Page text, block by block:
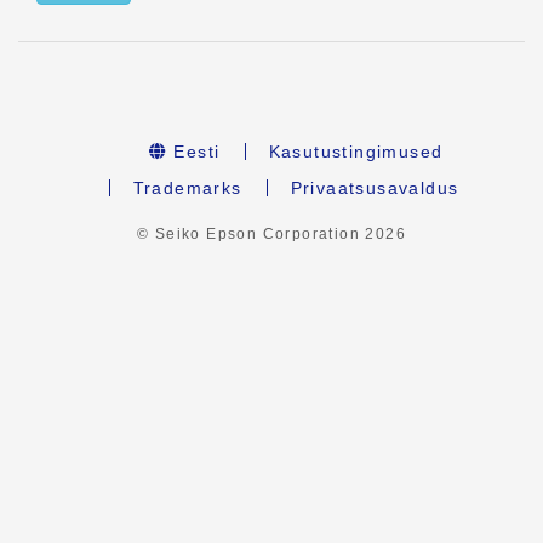
Eesti
Kasutustingimused
Trademarks
Privaatsusavaldus
© Seiko Epson Corporation2026